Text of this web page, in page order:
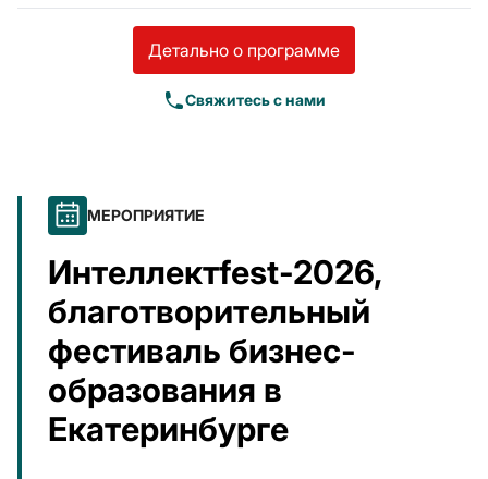
Детально о программе
Свяжитесь с нами
МЕРОПРИЯТИЕ
Интеллектfest-2026,
благотворительный
фестиваль бизнес-
образования в
Екатеринбурге